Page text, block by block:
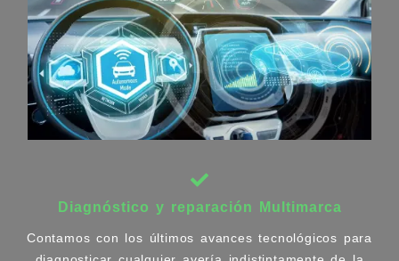
Diagnóstico y reparación Multimarca
Contamos con los últimos avances tecnológicos para